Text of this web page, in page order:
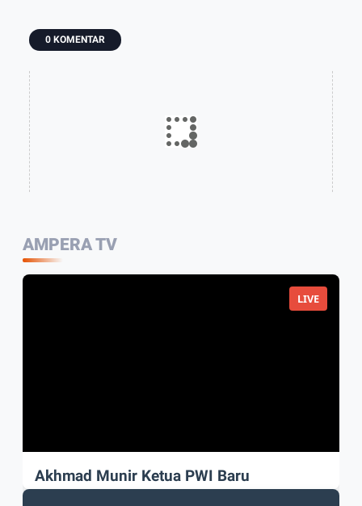
0 KOMENTAR
AMPERA TV
LIVE
Akhmad Munir Ketua PWI Baru